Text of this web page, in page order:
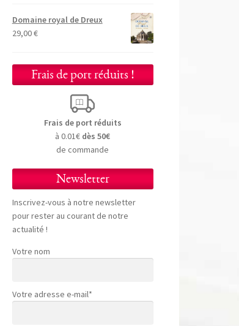
Domaine royal de Dreux
29,00€
Frais de port réduits !
Frais de port réduits
à 0.01€ dès 50€
de commande
Newsletter
Inscrivez-vous à notre newsletter
pour rester au courant de notre
actualité !
Votre nom
Votre adresse e-mail*